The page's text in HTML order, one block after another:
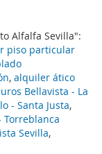
Alfalfa Sevilla":
piso particular
, alquiler ático
Bellavista - La
- Santa Justa,
Torreblanca
Sevilla,